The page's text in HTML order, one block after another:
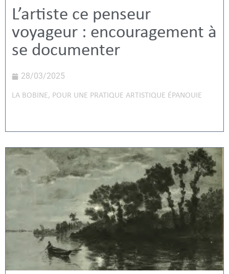
L’artiste ce penseur
voyageur : encouragement à
se documenter
28/03/2025
LA BOBINE, POUR UNE PRATIQUE ARTISTIQUE ÉPANOUIE